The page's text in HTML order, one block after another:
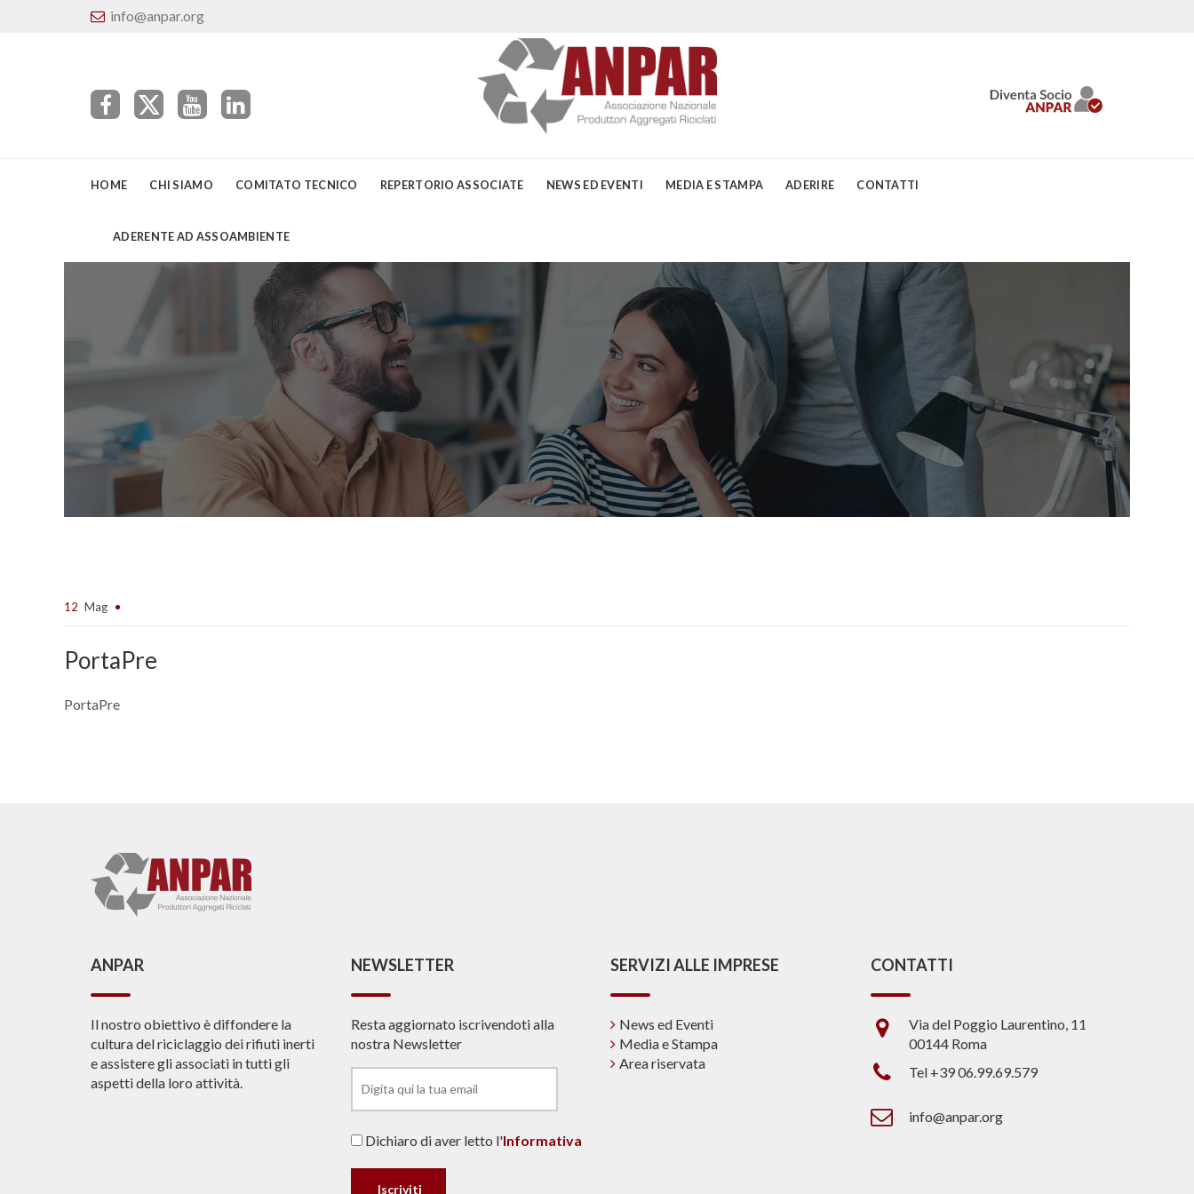
info@anpar.org
HOME CHI SIAMO COMITATO TECNICO REPERTORIO ASSOCIATE NEWS ED EVENTI MEDIA E STAMPA ADERIRE CONTATTI
ADERENTE AD ASSOAMBIENTE
12 Mag
PortaPre
PortaPre
ANPAR
Il nostro obiettivo è diffondere la
cultura del riciclaggio dei rifiuti inerti
e assistere gli associati in tutti gli
aspetti della loro attività.
NEWSLETTER
Resta aggiornato iscrivendoti alla
nostra Newsletter
Dichiaro di aver letto l'Informativa
SERVIZI ALLE IMPRESE
News ed Eventi
Media e Stampa
Area riservata
CONTATTI
Via del Poggio Laurentino, 11
00144 Roma
Tel +39 06.99.69.579
info@anpar.org